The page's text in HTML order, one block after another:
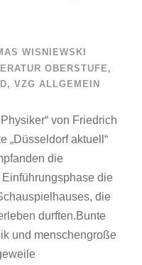
WISNIEWSKI
OBERSTUFE,
, VZG ALLGEMEIN
von Friedrich
„Düsseldorf aktuell“
die
die
die
durften.Bunte
und menschengroße